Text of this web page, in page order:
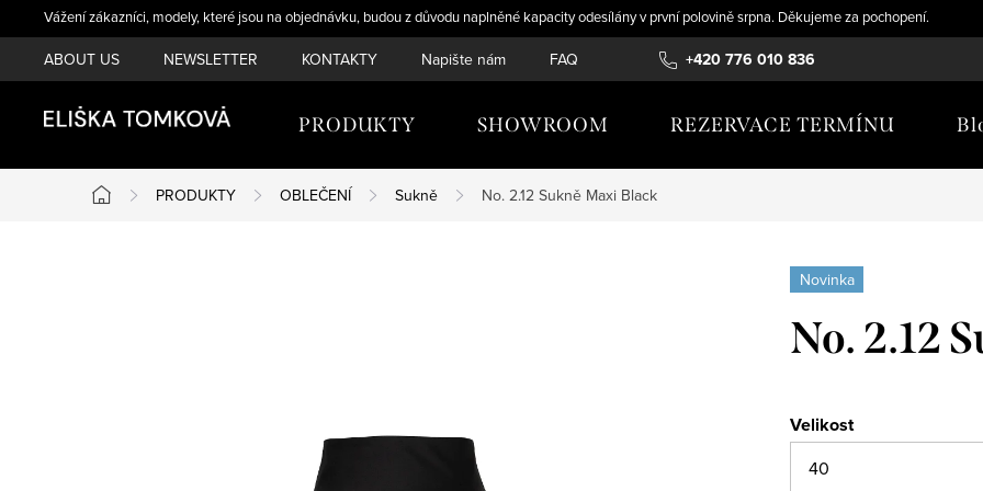
na
obsah
Vážení zákazníci, modely, které jsou na objednávku, budou z důvodu naplněné kapacity odesílány v první polovině srpna. Děkujeme za pochopení.
+420 776 010 836
ABOUT US NEWSLETTER KONTAKTY Napište nám FAQ TABULKY VELIKOSTÍ KARIÉRA
PRODUKTY SHOWROOM REZERVACE TERMÍNU
Domů
PRODUKTY OBLEČENÍ Sukně No. 2.12 Sukně Maxi Black
Novinka
No. 2.12
Velikost